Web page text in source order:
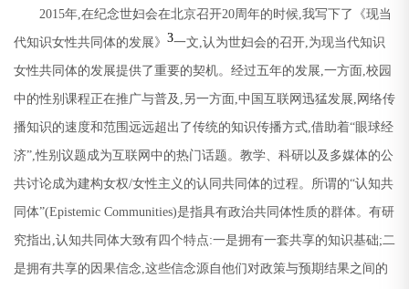
2015年,在纪念世妇会在北京召开20周年的时候,我写下了《现当
代知识女性共同体的发展》 3一文,认为世妇会的召开,为现当代知识
女性共同体的发展提供了重要的契机。经过五年的发展,一方面,校园
中的性别课程正在推广与普及 , 另一方面,中国互联网迅猛发展, 网络传
播知识的速度和范围远远超出了传统的知识传播方式,借助着“眼球经
济”,性别议题成为互联网中的热门话题。教学、科研以及多媒体的公
共讨论成为建构女权/女性主义的认同共同体的过程。所谓的“认知共
同体”(Epistemic Communities)是指具有政治共同体性质的群体。有研
究指出 ,认知共同体大致有四个特点:一是拥有一套共享的知识基础;二
是拥有共享的因果信念,这些信念源自他们对政策与预期结果之间的